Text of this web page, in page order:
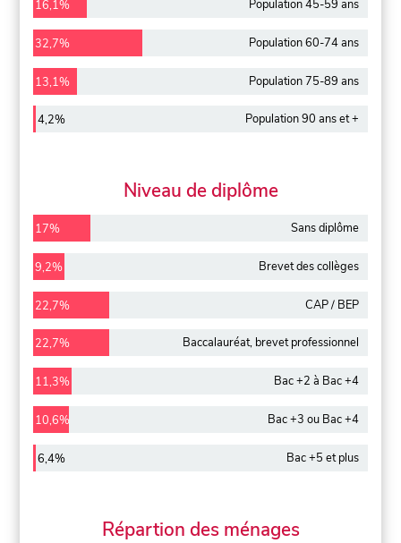
16,1% Population 45-59 ans
32,7% Population 60-74 ans
13,1% Population 75-89 ans
4,2% Population 90 ans et +
Niveau de diplôme
17% Sans diplôme
9,2% Brevet des collèges
22,7% CAP / BEP
22,7% Baccalauréat, brevet professionnel
11,3% Bac +2 à Bac +4
10,6% Bac +3 ou Bac +4
6,4% Bac +5 et plus
Répartion des ménages